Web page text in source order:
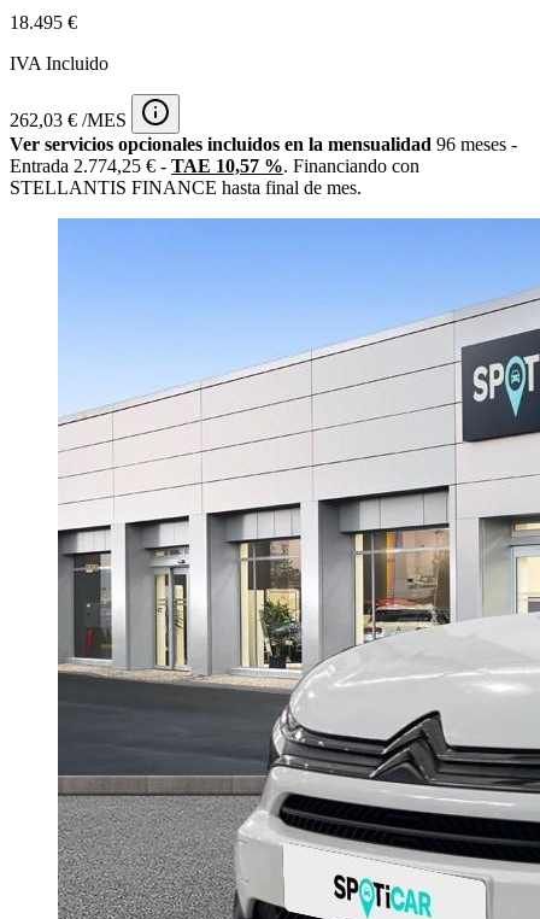
18.495 €
IVA Incluido
262,03 € /MES
Ver servicios opcionales incluidos en la mensualidad 96 meses -
Entrada 2.774,25 € - TAE 10,57 %. Financiando con
STELLANTIS FINANCE hasta final de mes.